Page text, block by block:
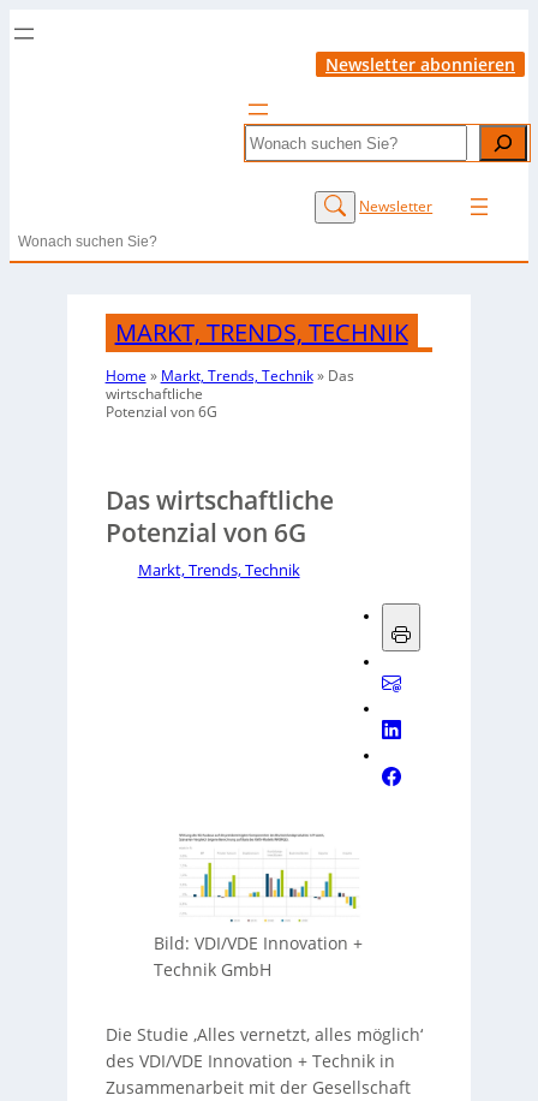
Newsletter abonnieren
Search
Newsletter
Search
MARKT, TRENDS, TECHNIK
Home » Markt, Trends, Technik» Das
wirtschaftliche
Potenzial von 6G
Das wirtschaftliche
Potenzial von 6G
Markt, Trends, Technik
Bild: VDI/VDE Innovation +
Technik GmbH
Die Studie ‚Alles vernetzt, alles möglich‘
des VDI/VDE Innovation + Technik in
Zusammenarbeit mit der Gesellschaft